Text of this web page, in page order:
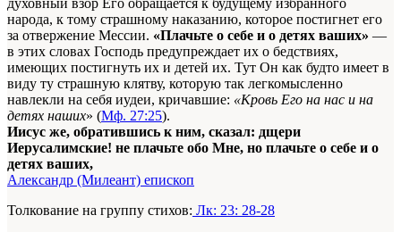
духовный взор Его обращается к будущему избранного
народа, к тому страшному наказанию, которое постигнет его
за отвержение Мессии. «Плачьте о себе и о детях ваших» —
в этих словах Господь предупреждает их о бедствиях,
имеющих постигнуть их и детей их. Тут Он как будто имеет в
виду ту страшную клятву, которую так легкомысленно
навлекли на себя иудеи, кричавшие: «Кровь Его на нас и на
детях наших» (Мф. 27:25).
Иисус же, обратившись к ним, сказал: дщери
Иерусалимские! не плачьте обо Мне, но плачьте о себе и о
детях ваших,
Александр (Милеант) епископ
Толкование на группу стихов: Лк: 23: 28-28